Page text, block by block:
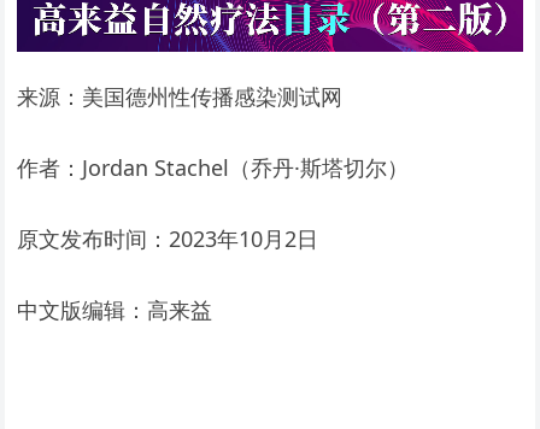
来源：美国德州性传播感染测试网
作者：Jordan Stachel（乔丹·斯塔切尔）
原文发布时间：2023年10月2日
中文版编辑：高来益